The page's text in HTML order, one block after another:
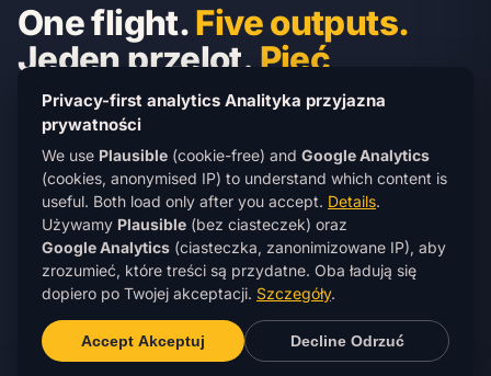
One flight.Five outputs.
Jeden przelot. Pięć
wyników.
Day 1: site visit, GCP placement, drone flight (~30
min). Day 2-3: registration, georeferencing,
orthophoto + DTM/DSM generation, per-pile volumes.
Delivery in your inbox by end of day 3.
lokalna, rozmieszczenie GCP, przelot drona (~30
min). Dzień 2-3: rejestracja, georeferencja,
generowanie orthophoto + DTM/DSM, objętości per
hałda. Dostarczenie do skrzynki na koniec dnia 3.
Privacy-first analytics Analityka przyjazna
prywatności
We use Plausible (cookie-free) and Google Analytics
(cookies, anonymised IP) to understand which content is
useful. Both load only after you accept. Details.
Używamy Plausible (bez ciasteczek) oraz
Google Analytics (ciasteczka, zanonimizowane IP), aby
zrozumieć, które treści są przydatne. Oba ładują się
dopiero po Twojej akceptacji. Szczegóły.
Accept Akceptuj Decline Odrzuć